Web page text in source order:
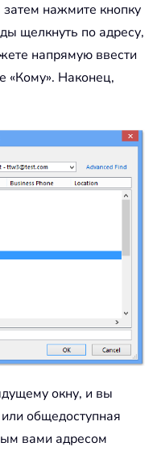
нажмите кнопку
щелкнуть по адресу,
напрямую ввести
«Кому». Наконец,
окну, и вы
общедоступная
вами адресом